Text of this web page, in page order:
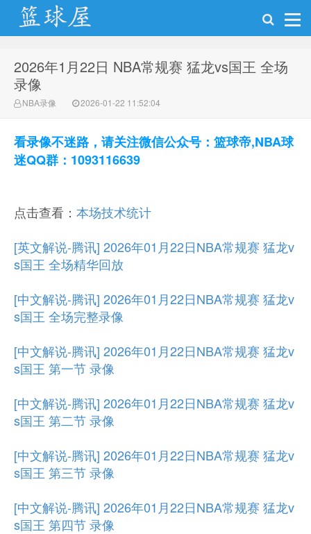
NBA录像网
2026年1月22日 NBA常规赛 猛龙vs国王 全场
录像
NBA录像 2026-01-22 11:52:04
看录像不迷路，请关注微信公众号：篮球帝,NBA球
迷QQ群：1093116639
点击查看： 本场技术统计
[英文解说-腾讯] 2026年01月22日NBA常规赛 猛龙v
s国王 全场精华回放
[中文解说-腾讯] 2026年01月22日NBA常规赛 猛龙v
s国王 全场完整录像
[中文解说-腾讯] 2026年01月22日NBA常规赛 猛龙v
s国王 第一节 录像
[中文解说-腾讯] 2026年01月22日NBA常规赛 猛龙v
s国王 第二节 录像
[中文解说-腾讯] 2026年01月22日NBA常规赛 猛龙v
s国王 第三节 录像
[中文解说-腾讯] 2026年01月22日NBA常规赛 猛龙v
s国王 第四节 录像